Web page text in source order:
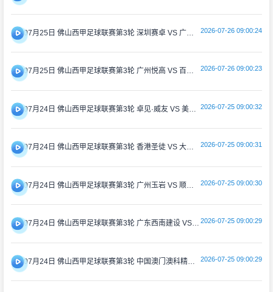
2026-07-26 09:00:24
07月25日 佛山西甲足球联赛第3轮 广州悦高 VS 百威·华兴 全场录像 2026-07-26 09:00:23
2026-07-25 09:00:32
07月24日 佛山西甲足球联赛第3轮 香港圣徒 VS 大塘控股 全场录像 2026-07-25 09:00:31
2026-07-25 09:00:30
07月24日 佛山西甲足球联赛第3轮 广东西南建设 VS 云东海街道 全场录像 2026-07-25 09:00:29
2026-07-25 09:00:29